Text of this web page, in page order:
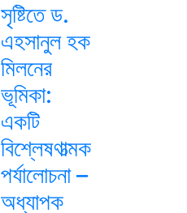
সৃষ্টিতে ড.
এহসানুল হক
মিলনের
ভূমিকা:
একটি
বিশ্লেষণাত্মক
পর্যালোচনা –
অধ্যাপক